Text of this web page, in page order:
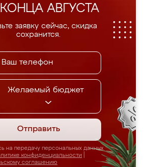
АВГУСТА
заявку сейчас, скидка
сохранится.
Желаемый бюджет
Отправить
на передачу персональных данных
конфиденциальности
соглашению